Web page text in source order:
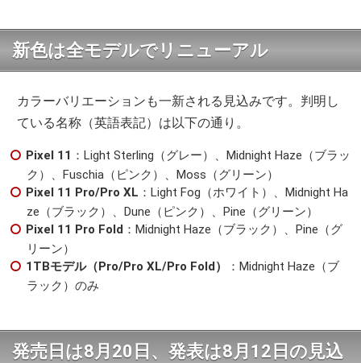
新色は全モデルでリニューアル
カラーバリエーションも一新される見込みです。判明し
ている名称（英語表記）は以下の通り。
Pixel 11 ：Light Sterling（グレー）、Midnight Haze（ブラッ
ク）、Fuschia（ピンク）、Moss（グリーン）
Pixel 11 Pro/Pro XL ：Light Fog（ホワイト）、Midnight Ha
ze（ブラック）、Dune（ピンク）、Pine（グリーン）
Pixel 11 Pro Fold ：Midnight Haze（ブラック）、Pine（グ
リーン）
1TBモデル（Pro/Pro XL/Pro Fold）
：Midnight Haze（ブ
ラック）のみ
発売日は8月20日、発表は8月12日の見込